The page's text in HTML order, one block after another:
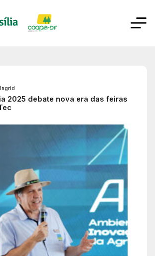
Ingrid
2025 debate nova era das feiras